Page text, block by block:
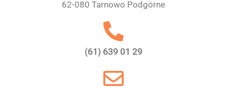
62-080 Tarnowo Podgórne
(61) 639 01 29